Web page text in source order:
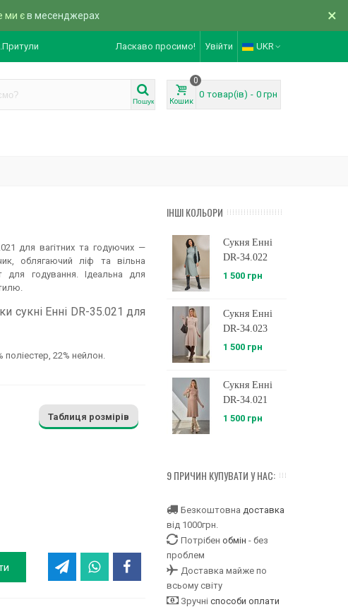
ми єв месенджерах ×
Ласкаво просимо! Увійти UKR
Пошук Кошик
0
0 товар(ів) - 0 грн
для вагітних та годуючих —
облягаючий ліф та вільна
для годування. Ідеальна для
сукні Енні DR-35.021 для
поліестер, 22% нейлон.
Таблиця розмірів
ІНШІ КОЛЬОРИ
Сукня Енні
DR-34.022
1 500 грн
Сукня Енні
DR-34.023
1 500 грн
Сукня Енні
DR-34.021
1 500 грн
9 ПРИЧИН КУПУВАТИ У НАС:
Безкоштовна доставка
від 1000грн.
Потрібен обмін - без
проблем
Доставка майже по
всьому світу
Зручні способи оплати